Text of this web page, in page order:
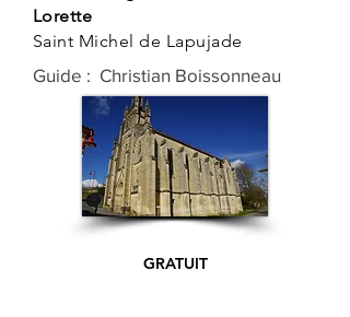
Lorette
Saint Michel de Lapujade
Guide : Christian Boissonneau
GRATUIT